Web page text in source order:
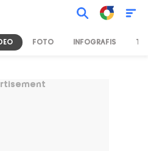
FOTO INFOGRAFIS TV